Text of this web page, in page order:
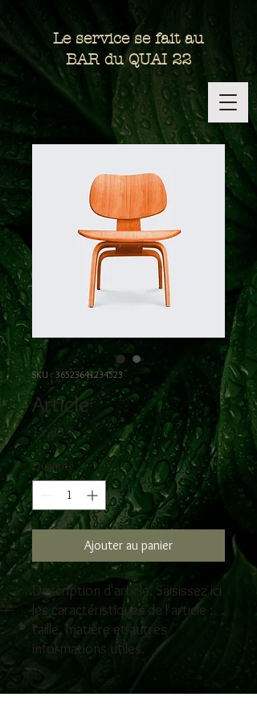
Le service se fait au
BAR du QUAI 22
SKU : 36523641234523
Article
15,00 €Prix
Quantité *
Ajouter au panier
Description d'article. Saisissez ici
les caractéristiques de l'article :
taille, matière et autres
informations utiles.
DÉTAILS D'ARTICLE